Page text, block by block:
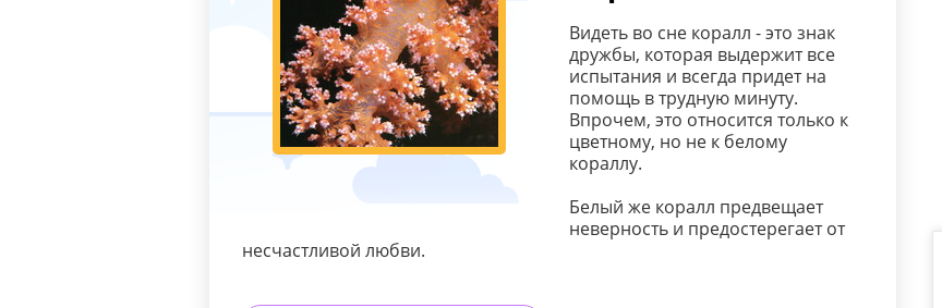
Видеть во сне коралл - это знак
дружбы, которая выдержит все
испытания и всегда придет на
помощь в трудную минуту.
Впрочем, это относится только к
цветному, но не к белому
кораллу.
Белый же коралл предвещает
неверность и предостерегает от
несчастливой любви.